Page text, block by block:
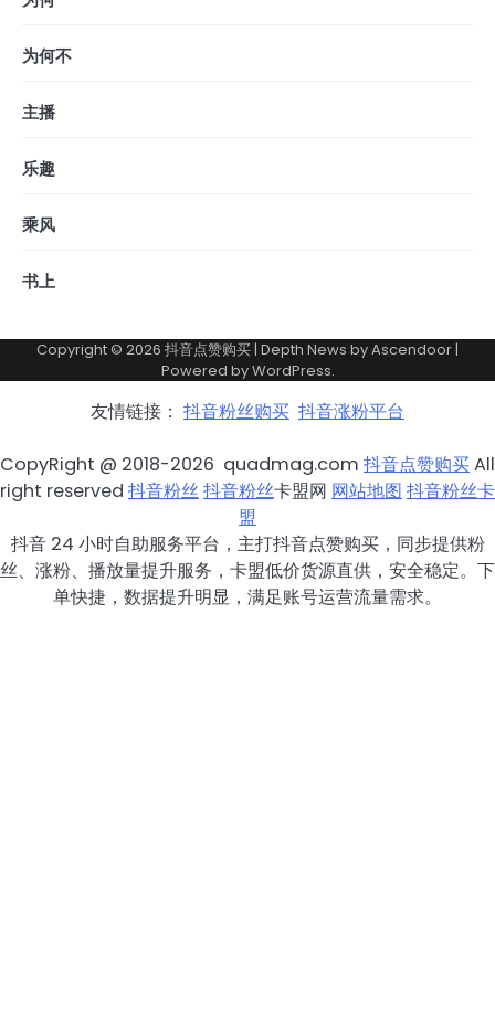
为何不
主播
乐趣
乘风
书上
Copyright © 2026 抖音点赞购买 | Depth News byAscendoor |
Powered byWordPress.
友情链接： 抖音粉丝购买 抖音涨粉平台
CopyRight @ 2018-2026 quadmag.com 抖音点赞购买All
right reserved 抖音粉丝抖音粉丝卡盟网 网站地图 抖音粉丝卡
盟
抖音 24 小时自助服务平台，主打抖音点赞购买，同步提供粉
丝、涨粉、播放量提升服务，卡盟低价货源直供，安全稳定。下
单快捷，数据提升明显，满足账号运营流量需求。